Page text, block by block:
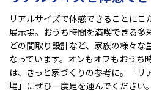
リアルサイズで体感できることにこ
展示場。おうち時間を満喫できる多
どの間取り設計など、家族の様々な
なっています。オンもオフもおうち
は、きっと家づくりの参考に。「リ
場」にぜひ一度足を運んでください。